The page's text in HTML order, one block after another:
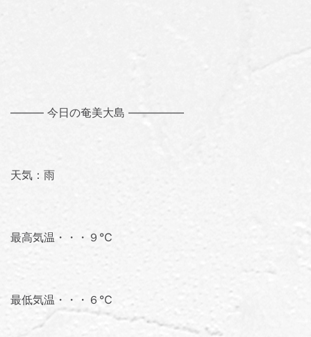
――― 今日の奄美大島 ―――――
天気：雨
最高気温・・・９℃
最低気温・・・６℃